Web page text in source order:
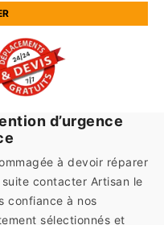
d’urgence
à devoir réparer
contacter Artisan le
confiance à nos
sélectionnés et